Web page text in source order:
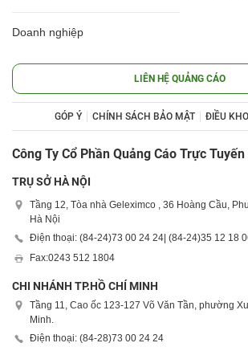
Doanh nghiệp
LIÊN HỆ QUẢNG CÁO
GÓP Ý CHÍNH SÁCH BẢO MẬT ĐIỀU
Công Ty Cổ Phần Quảng Cáo Trực
TRỤ SỞ HÀ NỘI
Tầng 12, Tòa nhà Geleximco , 36 Hoàng Cầu,
Hà Nội
Điện thoại: (84-24)73 00 24 24| (84-24)35 12 18
Fax:0243 512 1804
CHI NHÁNH TP.HỒ CHÍ MINH
Tầng 11, Cao ốc 123-127 Võ Văn Tần, phường
Minh.
Điện thoại: (84-28)73 00 24 24